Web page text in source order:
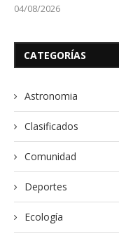
04/08/2026
CATEGORÍAS
Astronomia
Clasificados
Comunidad
Deportes
Ecología